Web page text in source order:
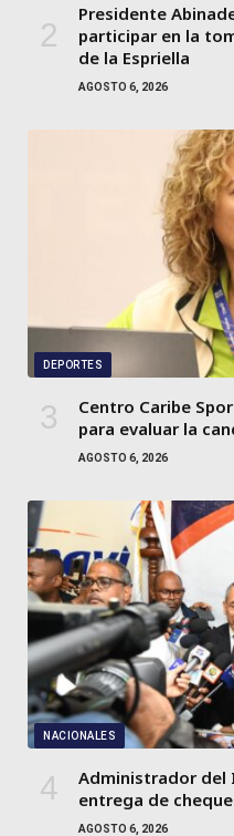
Presidente
participar en la
de la Espriella
AGOSTO 6, 2026
DEPORTES
Centro Caribe
para evaluar la
AGOSTO 6, 2026
NACIONALES
Administrador del
entrega de
AGOSTO 6, 2026